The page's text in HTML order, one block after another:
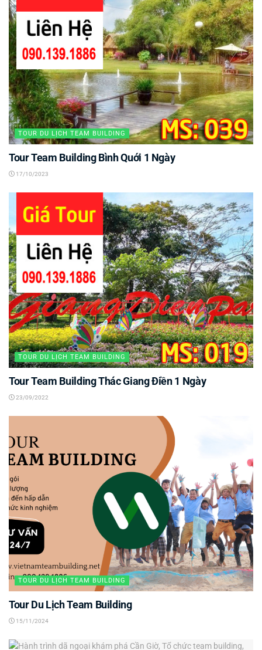
TOUR DU LỊCH TEAM BUILDING
Tour Team Building Bình Quới 1 Ngày
17/10/2023
TOUR DU LỊCH TEAM BUILDING
Tour Team Building Thác Giang Điền 1 Ngày
23/09/2022
TOUR DU LỊCH TEAM BUILDING
Tour Du Lịch Team Building
15/11/2024